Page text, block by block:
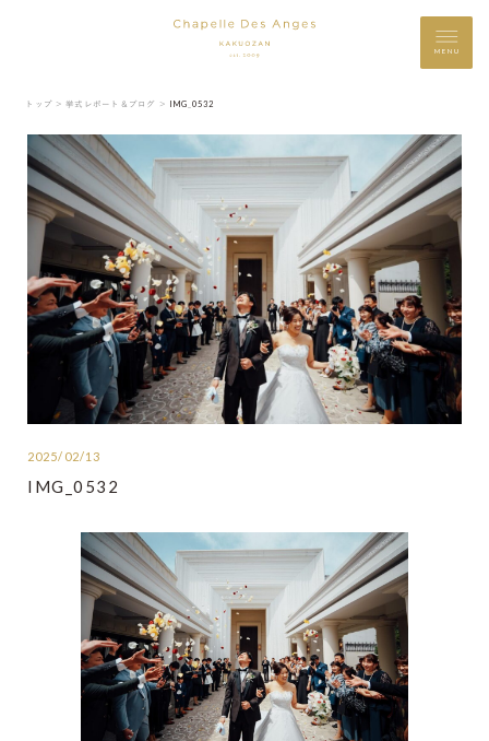
MENU
トップ ＞ 挙式レポート＆ブログ ＞ IMG_0532
2025/02/13
IMG_0532